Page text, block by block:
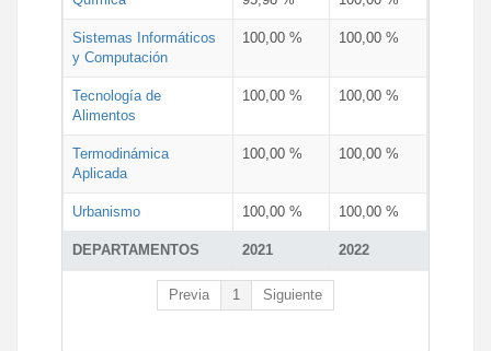
DEPARTAMENTOS 2021 2022
Sistemas Informáticos
y Computación
100,00 % 100,00 %
Tecnología de
Alimentos
100,00 % 100,00 %
Termodinámica
Aplicada
100,00 % 100,00 %
Urbanismo 100,00 % 100,00 %
Previa 1 Siguiente